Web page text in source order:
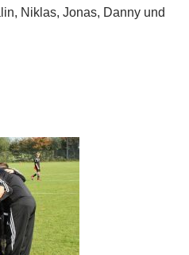
Niklas, Jonas, Danny und